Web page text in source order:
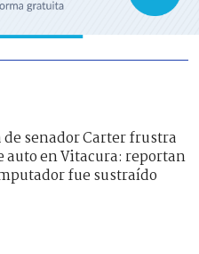
de senador Carter frustra
auto en Vitacura: reportan
fue sustraído